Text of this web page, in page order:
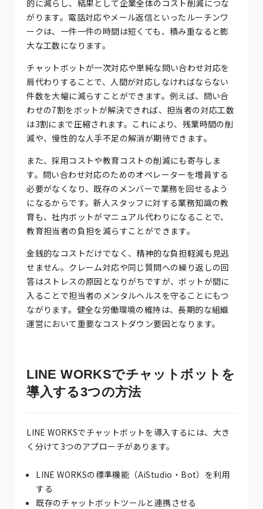
的に減らし、結果として企業全体のコスト削減につな
がります。電話対応やメール返信といったルーチンワ
ークは、一件一件の時間は短くても、積み重なると膨
大な工数になります。
チャットボットが一次対応や単純な問い合わせ対応を
肩代わりすることで、人間が対応しなければならない
件数を大幅に減らすことができます。例えば、問い合
わせの7割をボットが解決できれば、担当者の対応工数
は3割にまで圧縮されます。これにより、残業時間の削
減や、慢性的な人手不足の解消が期待できます。
また、採用コストや教育コストの削減にも寄与しま
す。問い合わせ対応のためのオペレーターを増員する
必要がなくなり、既存のメンバーで業務を回せるよう
になるからです。新人スタッフに対する業務知識の教
育も、社内ボットがマニュアル代わりになることで、
教育担当者の負担を減らすことができます。
金銭的なコストだけでなく、精神的な負担軽減も見逃
せません。クレーム対応や同じ質問への繰り返しの回
答はストレスの原因となりがちですが、ボットが間に
入ることで担当者のメンタルヘルスを守ることにもつ
ながります。健全な労働環境の維持は、長期的な組織
運営において重要なコストダウン要因となります。
LINE WORKSでチャットボットを
導入する3つの方法
LINE WORKSでチャットボットを導入するには、大き
く分けて3つのアプローチがあります。
LINE WORKSの標準機能（AiStudio・Bot）を利用
する
既存のチャットボットツールと連携させる